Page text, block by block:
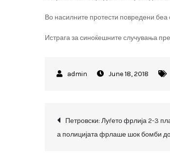
Во насилните протести повредени
Истрага за синоќешните случувања
June 18, 2018
Post
Петровски: Луѓето фрлија 2-3
а полицијата фрлаше шок бомби